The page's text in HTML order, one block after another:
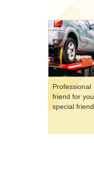
Professional
friend for you
special friend